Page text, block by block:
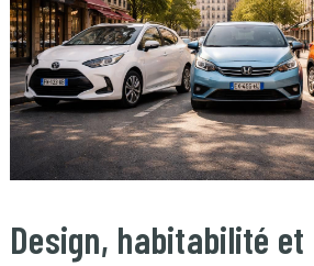
Design, habitabilité et